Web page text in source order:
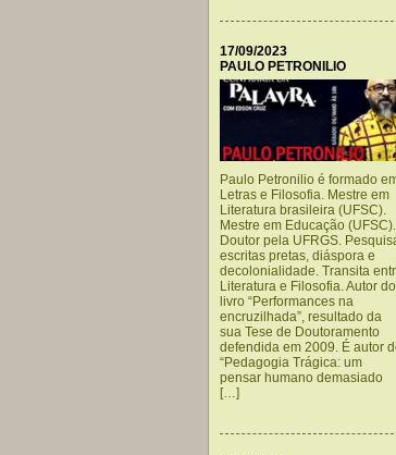
17/09/2023
PAULO PETRONILIO
Paulo Petronilio é formado
Letras e Filosofia. Mestre em
Literatura brasileira (UFSC).
Mestre em Educação (UFSC).
Doutor pela UFRGS.
escritas pretas, diáspora e
decolonialidade. Transita
Literatura e Filosofia. Autor do
livro “Performances na
encruzilhada”, resultado da
sua Tese de Doutoramento
defendida em 2009. É autor
“Pedagogia Trágica: um
pensar humano demasiado
[…]